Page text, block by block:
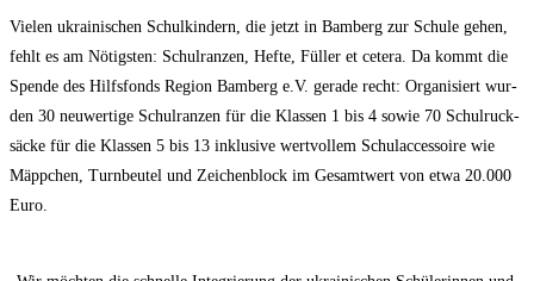
Vie­len ukrai­ni­schen Schul­kin­dern, die jetzt in Bam­berg zur Schu­le gehen,
fehlt es am Nötigs­ten: Schul­ran­zen, Hef­te, Fül­ler et cete­ra. Da kommt die
Spen­de des Hilfs­fonds Regi­on Bam­berg e.V. gera­de recht: Orga­ni­siert wur­
den 30 neu­wer­ti­ge Schul­ran­zen für die Klas­sen 1 bis 4 sowie 70 Schul­ruck­
sä­cke für die Klas­sen 5 bis 13 inklu­si­ve wert­vol­lem Schul­ac­ces­soire wie
Mäpp­chen, Turn­beu­tel und Zei­chen­block im Gesamt­wert von etwa 20.000
Euro.